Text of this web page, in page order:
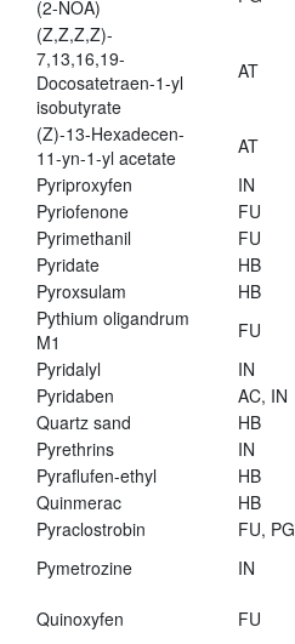
(2-NOA)
(Z,Z,Z,Z)-
7,13,16,19-
Docosatetraen-1-yl
isobutyrate
AT
(Z)-13-Hexadecen-
11-yn-1-yl acetate
AT
Pyriproxyfen
IN
Pyriofenone
FU
Pyrimethanil
FU
Pyridate
HB
Pyroxsulam
HB
Pythium oligandrum
M1
FU
Pyridalyl
IN
Pyridaben
AC, IN
Quartz sand
HB
Pyrethrins
IN
Pyraflufen-ethyl
HB
Quinmerac
HB
Pyraclostrobin
FU, PG
Pymetrozine
IN
Quinoxyfen FU